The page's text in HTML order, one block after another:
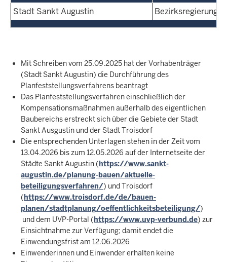
Stadt Sankt Augustin
Bezirksregierung
Mit Schreiben vom 25.09.2025 hat der Vorhabenträger
(Stadt Sankt Augustin) die Durchführung des
Planfeststellungsverfahrens beantragt
Das Planfeststellungsverfahren einschließlich der
Kompensationsmaßnahmen außerhalb des eigentlichen
Baubereichs erstreckt sich über die Gebiete der Stadt
Sankt Ausgustin und der Stadt Troisdorf
Die entsprechenden Unterlagen stehen in der Zeit vom
13.04.2026 bis zum 12.05.2026 auf der Internetseite der
Städte Sankt Augustin (https://www.sankt-
augustin.de/planung-bauen/aktuelle-
beteiligungsverfahren/) und Troisdorf
(https://www.troisdorf.de/de/bauen-
planen/stadtplanung/oeffentlichkeitsbeteiligung/)
und dem UVP-Portal (https://www.uvp-verbund.de) zur
Einsichtnahme zur Verfügung; damit endet die
Einwendungsfrist am 12.06.2026
Einwenderinnen und Einwender erhalten keine